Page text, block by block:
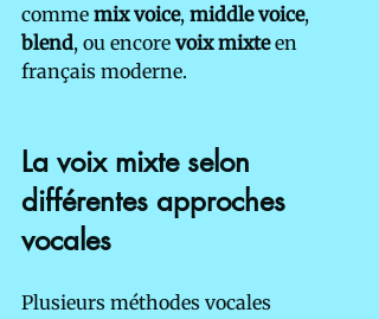
comme mix voice, middle voice,
blend, ou encore voix mixte en
français moderne.
La voix mixte selon
différentes approches
vocales
Plusieurs méthodes vocales